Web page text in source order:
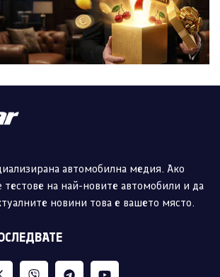
автомобилна медия. Ако
тестове на най-новите автомобили и да
новини това е вашето място.